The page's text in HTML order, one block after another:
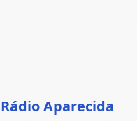
Rádio Aparecida